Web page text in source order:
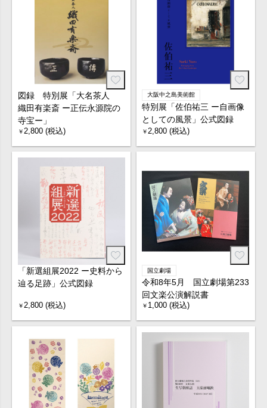
図録 特別展「大名茶人
織田有楽斎 ー正伝永源院の
寺宝ー」
￥ 2,800 (税込)
大阪中之島美術館
特別展「佐伯祐三 ー自画像
としての風景」公式図録
￥ 2,800 (税込)
「新選組展2022 ー史料から
辿る足跡」公式図録
￥2,800 (税込)
国立劇場
令和8年5月 国立劇場第233
回文楽公演解説書
￥ 1,000 (税込)